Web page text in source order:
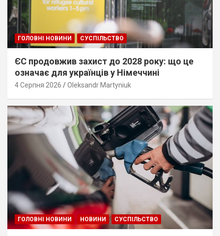
ГОЛОВНІ НОВИНИ СУСПІЛЬСТВО
ЄС продовжив захист до 2028 року: що це
означає для українців у Німеччині
4 Серпня 2026 Oleksandr Martyniuk
ГОЛОВНІ НОВИНИ НОВИНИ СУСПІЛЬСТВО